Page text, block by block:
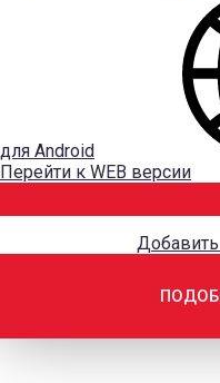
для Android
Перейти к WEB версии